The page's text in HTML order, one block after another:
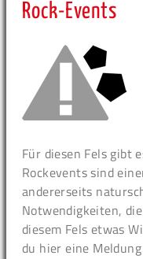
Rock-Events
Für diesen Fels gibt
Rockevents sind
andererseits
Notwendigkeiten,
diesem Fels etwas
du hier eine